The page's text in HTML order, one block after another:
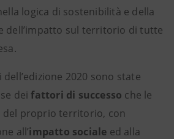
logica di sostenibilità e della
dell’impatto sul territorio di tutte
2020 sono state
dei fattori di successo che le
del proprio territorio, con
all’impatto sociale ed alla